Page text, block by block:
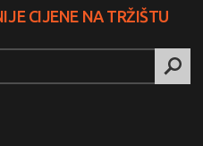
CIJENE NA TRŽIŠTU